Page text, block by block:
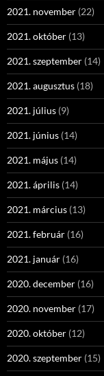
2021. november (22)
2021. október (13)
2021. szeptember (14)
2021. augusztus (18)
2021. július (9)
2021. június (14)
2021. május (14)
2021. április (14)
2021. március (13)
2021. február (16)
2021. január (16)
2020. december (16)
2020. november (17)
2020. október (12)
2020. szeptember (15)